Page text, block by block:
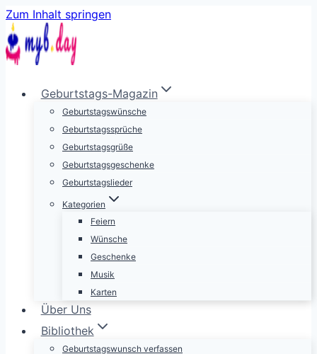
Zum Inhalt springen
Geburtstags-Magazin
Geburtstagswünsche
Geburtstagssprüche
Geburtstagsgrüße
Geburtstagsgeschenke
Geburtstagslieder
Kategorien
Feiern
Wünsche
Geschenke
Musik
Karten
Über Uns
Bibliothek
Geburtstagswunsch verfassen